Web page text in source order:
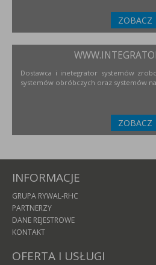
ZOBACZ
Dostawca i inetegrator systemów
systemów obróbczych oraz systemów
ZOBACZ
INFORMACJE
GRUPA RYWAL-RHC
PARTNERZY
DANE REJESTROWE
KONTAKT
OFERTA I USŁUGI